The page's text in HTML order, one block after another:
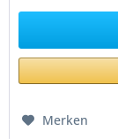
Merken